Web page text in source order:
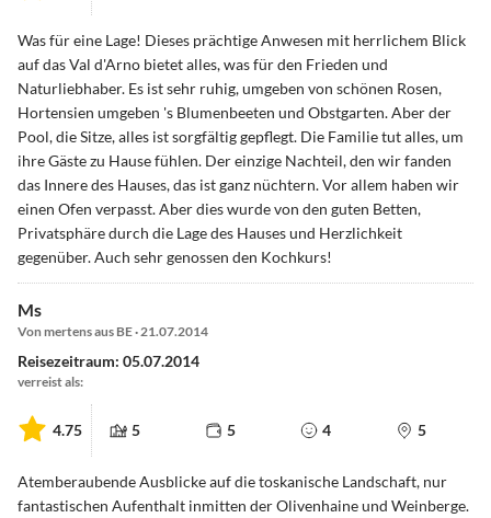
Was für eine Lage! Dieses prächtige Anwesen mit herrlichem Blick
auf das Val d'Arno bietet alles, was für den Frieden und
Naturliebhaber. Es ist sehr ruhig, umgeben von schönen Rosen,
Hortensien umgeben 's Blumenbeeten und Obstgarten. Aber der
Pool, die Sitze, alles ist sorgfältig gepflegt. Die Familie tut alles, um
ihre Gäste zu Hause fühlen. Der einzige Nachteil, den wir fanden
das Innere des Hauses, das ist ganz nüchtern. Vor allem haben wir
einen Ofen verpasst. Aber dies wurde von den guten Betten,
Privatsphäre durch die Lage des Hauses und Herzlichkeit
gegenüber. Auch sehr genossen den Kochkurs!
Ms
Von mertens aus BE · 21.07.2014
Reisezeitraum: 05.07.2014
verreist als:
4.75 5 5 4 5
Atemberaubende Ausblicke auf die toskanische Landschaft, nur
fantastischen Aufenthalt inmitten der Olivenhaine und Weinberge.